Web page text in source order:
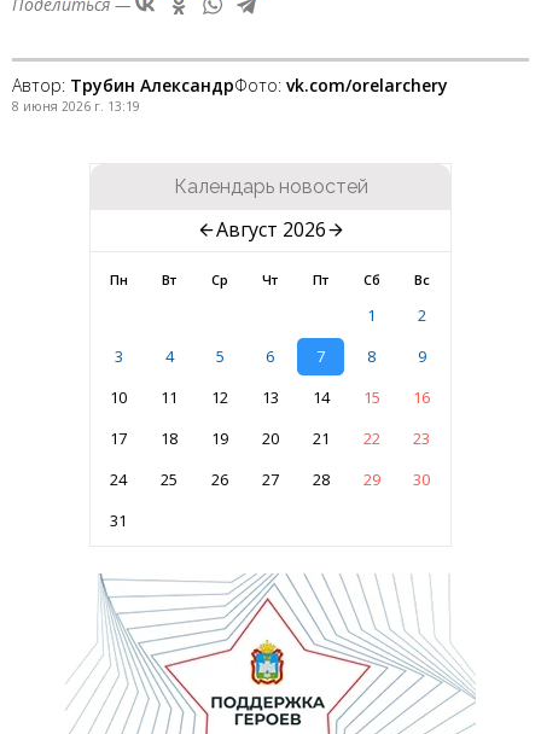
Автор: Трубин АлександрФото: vk.com/orelarchery
8 июня 2026 г. 13:19
Календарь новостей
Август 2026
Пн Вт Ср Чт Пт Сб Вс
1
2
3
4 5 6 7 8
9
10
11 12 13 14 15
16
17
18 19 20 21 22
23
24
25 26 27 28 29
30
31